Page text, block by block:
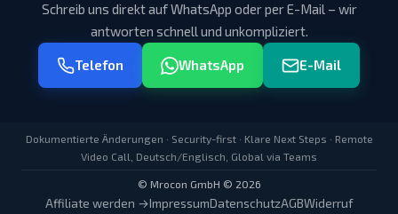
Schreib uns direkt auf WhatsApp oder per E-Mail – wir
antworten schnell und unkompliziert.
Telefon WhatsApp E-Mail
Dokumentierte Änderungen · Security-first · Klare Next Steps · Remote
Video Call, Deutsch/Englisch, Global via Teams
© Mrocon GmbH © 2026
Affiliate werden →ImpressumDatenschutzAGBWiderruf